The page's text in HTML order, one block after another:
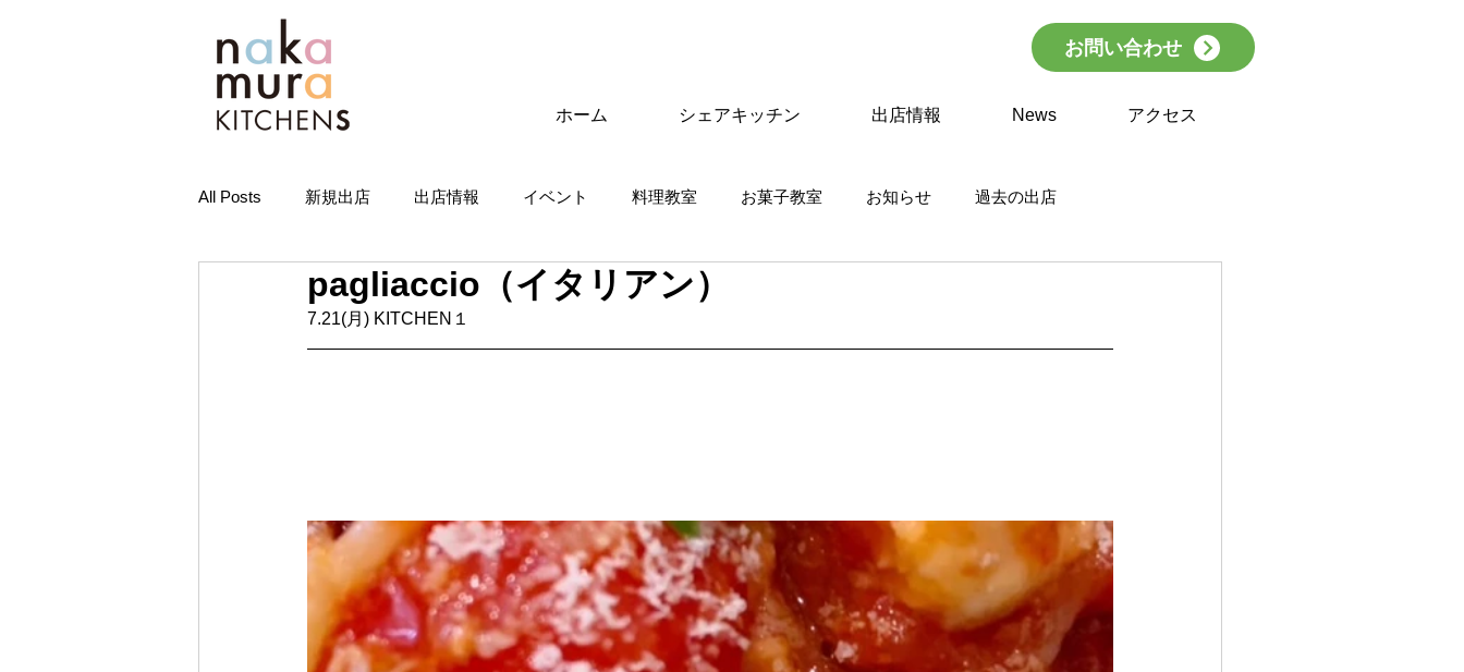
お問い合わせ
ホーム シェアキッチン 出店情報 News アクセス
All Posts 新規出店 出店情報 イベント 料理教室 お菓子教室 お知らせ 過去の出店
pagliaccio（イタリアン）
7.21(月) KITCHEN１